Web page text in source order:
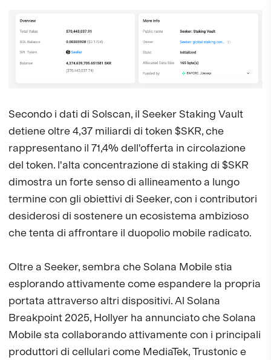
Secondo i dati di Solscan, il Seeker Staking Vault
detiene oltre 4,37 miliardi di token $SKR, che
rappresentano il 71,4% dell'offerta in circolazione
del token. l'alta concentrazione di staking di $SKR
dimostra un forte senso di allineamento a lungo
termine con gli obiettivi di Seeker, con i contributori
desiderosi di sostenere un ecosistema ambizioso
che tenta di affrontare il duopolio mobile radicato.
Oltre a Seeker, sembra che Solana Mobile stia
esplorando attivamente come espandere la propria
portata attraverso altri dispositivi. Al Solana
Breakpoint 2025, Hollyer ha annunciato che Solana
Mobile sta collaborando attivamente con i principali
produttori di cellulari come MediaTek, Trustonic e